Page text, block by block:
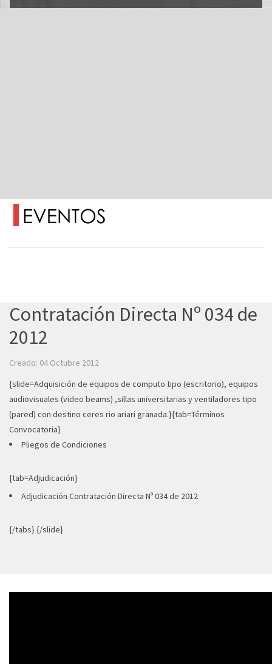
Contratación Directa Nº 034 de
2012
Creado: 04 Octubre 2012
{slide=Adquisición de equipos de computo tipo (escritorio), equipos
audiovisuales (video beams) ,sillas universitarias y ventiladores tipo
(pared) con destino ceres rio ariari granada.}{tab=Términos
Convocatoria}
Pliegos de Condiciones
{tab=Adjudicación}
Adjudicación Contratación Directa Nº 034 de 2012
{/tabs} {/slide}